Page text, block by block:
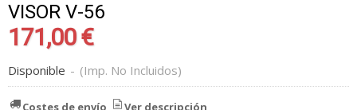
VISOR V-56
171,00 €
Disponible - (Imp. No Incluidos)
Costes de envío Ver descripción